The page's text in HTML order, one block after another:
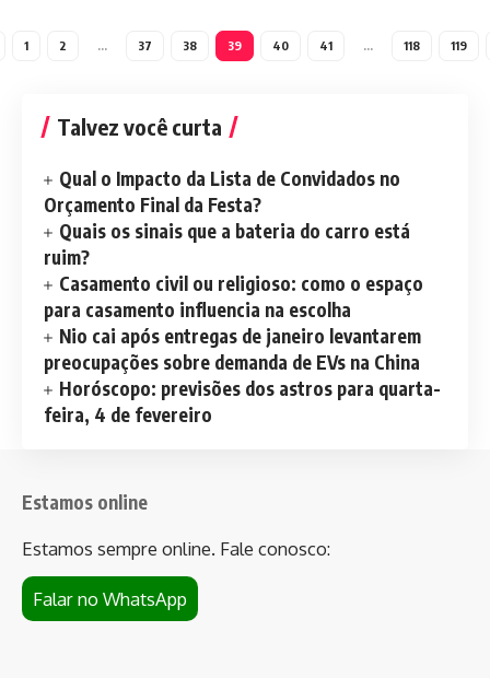
1 2 … 37 38 39 40 41 … 118 119
Talvez você curta
Qual o Impacto da Lista de Convidados no
Orçamento Final da Festa?
Quais os sinais que a bateria do carro está
ruim?
Casamento civil ou religioso: como o espaço
para casamento influencia na escolha
Nio cai após entregas de janeiro levantarem
preocupações sobre demanda de EVs na China
Horóscopo: previsões dos astros para quarta-
feira, 4 de fevereiro
Estamos online
Estamos sempre online. Fale conosco:
Falar no WhatsApp